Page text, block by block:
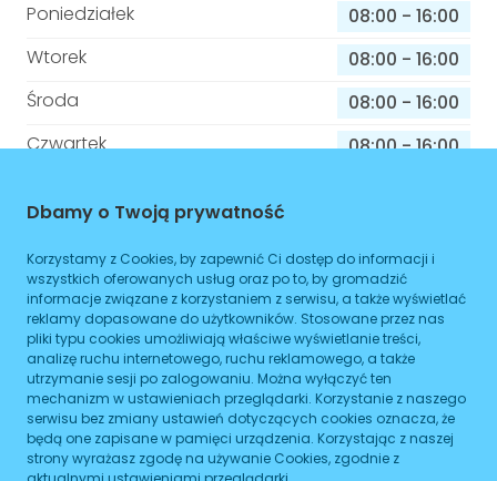
Poniedziałek 08:00 - 16:00
Wtorek
08:00 - 16:00
Środa
08:00 - 16:00
Czwartek
08:00-16:00
Sobota
Niedziela
08:00 - 16:00
Informacje o sprawach jakie załatwisz w
tym budynku
Brak podanych spraw
Dbamy o Twoją prywatność
Korzystamy z Cookies, by zapewnić Ci dostęp do informacji i
wszystkich oferowanych usług oraz po to, by gromadzić
informacje związane z korzystaniem z serwisu, a także wyświetlać
reklamy dopasowane do użytkowników. Stosowane przez nas
pliki typu cookies umożliwiają właściwe wyświetlanie treści,
analizę ruchu internetowego, ruchu reklamowego, a także
utrzymanie sesji po zalogowaniu. Można wyłączyć ten
mechanizm w ustawieniach przeglądarki. Korzystanie z naszego
serwisu bez zmiany ustawień dotyczących cookies oznacza, że
będą one zapisane w pamięci urządzenia. Korzystając z naszej
strony wyrażasz zgodę na używanie Cookies, zgodnie z